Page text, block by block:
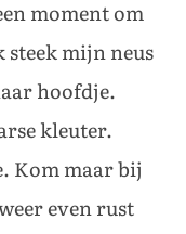
moment om
steek mijn neus
hoofdje.
kleuter.
Kom maar bij
even rust